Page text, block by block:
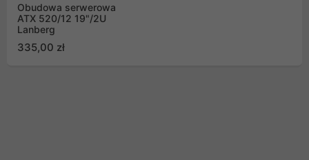
Obudowa serwerowa
ATX 520/12 19"/2U
Lanberg
335,00 zł